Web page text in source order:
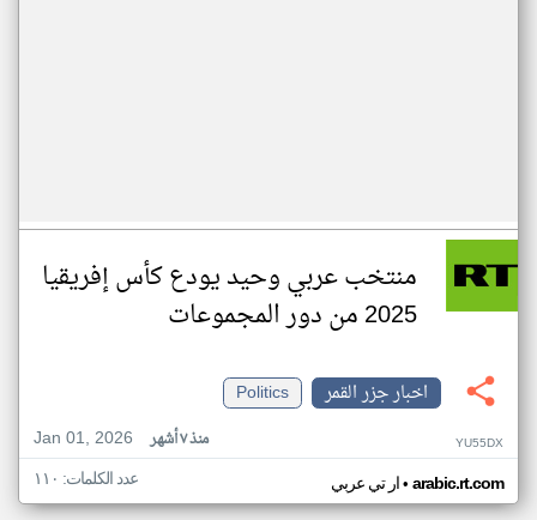
منتخب عربي وحيد يودع كأس إفريقيا
2025 من دور المجموعات
اخبار جزر القمر
Politics
Jan 01, 2026
منذ ٧ أشهر YU55DX
ار تي عربي• arabic.rt.com عدد الكلمات: ١١٠